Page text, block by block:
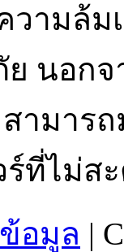
วามล้
นอกจ
ามาร
ร์ที่ไม่ส
ข้อมูล |